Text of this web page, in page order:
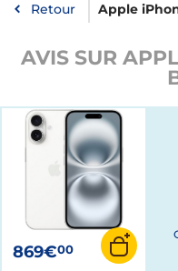
Retour Apple
AVIS SUR
869€00